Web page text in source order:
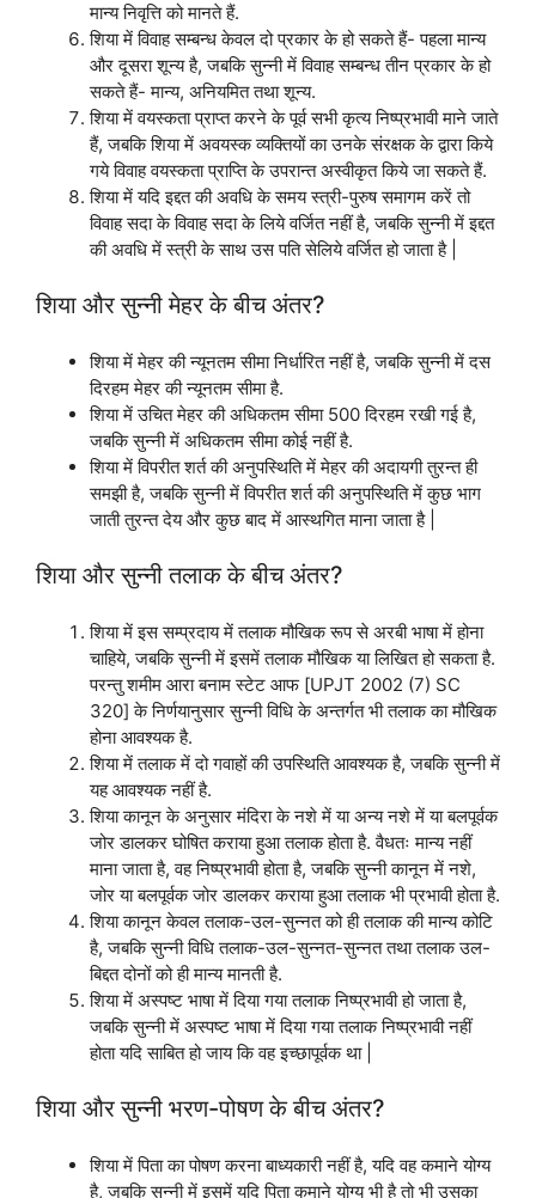
मान्य निवृत्ति को मानते हैं.
शिया में विवाह सम्बन्ध केवल दो प्रकार के हो सकते हैं- पहला मान्य
और दूसरा शून्य है, जबकि सुन्नी में विवाह सम्बन्ध तीन प्रकार के हो
सकते हैं- मान्य, अनियमित तथा शून्य.
शिया में वयस्कता प्राप्त करने के पूर्व सभी कृत्य निष्प्रभावी माने जाते
हैं, जबकि शिया में अवयस्क व्यक्तियों का उनके संरक्षक के द्वारा किये
गये विवाह वयस्कता प्राप्ति के उपरान्त अस्वीकृत किये जा सकते हैं.
शिया में यदि इद्दत की अवधि के समय स्त्री-पुरुष समागम करें तो
विवाह सदा के विवाह सदा के लिये वर्जित नहीं है, जबकि सुन्नी में इद्दत
की अवधि में स्त्री के साथ उस पति सेलिये वर्जित हो जाता है |
शिया और सुन्नी मेहर के बीच अंतर?
शिया में मेहर की न्यूनतम सीमा निर्धारित नहीं है, जबकि सुन्नी में दस
दिरहम मेहर की न्यूनतम सीमा है.
शिया में उचित मेहर की अधिकतम सीमा 500 दिरहम रखी गई है,
जबकि सुन्नी में अधिकतम सीमा कोई नहीं है.
शिया में विपरीत शर्त की अनुपस्थिति में मेहर की अदायगी तुरन्त ही
समझी है, जबकि सुन्नी में विपरीत शर्त की अनुपस्थिति में कुछ भाग
जाती तुरन्त देय और कुछ बाद में आस्थगित माना जाता है |
शिया और सुन्नी तलाक के बीच अंतर?
शिया में इस सम्प्रदाय में तलाक मौखिक रूप से अरबी भाषा में होना
चाहिये, जबकि सुन्नी में इसमें तलाक मौखिक या लिखित हो सकता है.
परन्तु शमीम आरा बनाम स्टेट आफ [UPJT 2002 (7) SC
320] के निर्णयानुसार सुन्नी विधि के अन्तर्गत भी तलाक का मौखिक
होना आवश्यक है.
शिया में तलाक में दो गवाहों की उपस्थिति आवश्यक है, जबकि सुन्नी में
यह आवश्यक नहीं है.
शिया कानून के अनुसार मंदिरा के नशे में या अन्य नशे में या बलपूर्वक
जोर डालकर घोषित कराया हुआ तलाक होता है. वैधतः मान्य नहीं
माना जाता है, वह निष्प्रभावी होता है, जबकि सुन्नी कानून में नशे,
जोर या बलपूर्वक जोर डालकर कराया हुआ तलाक भी प्रभावी होता है.
शिया कानून केवल तलाक-उल-सुन्नत को ही तलाक की मान्य कोटि
है, जबकि सुन्नी विधि तलाक-उल-सुन्नत-सुन्नत तथा तलाक उल-
बिद्दत दोनों को ही मान्य मानती है.
शिया में अस्पष्ट भाषा में दिया गया तलाक निष्प्रभावी हो जाता है,
जबकि सुन्नी में अस्पष्ट भाषा में दिया गया तलाक निष्प्रभावी नहीं
होता यदि साबित हो जाय कि वह इच्छापूर्वक था |
शिया और सुन्नी भरण-पोषण के बीच अंतर?
शिया में पिता का पोषण करना बाध्यकारी नहीं है, यदि वह कमाने योग्य
है, जबकि सुन्नी में इसमें यदि पिता कमाने योग्य भी है तो भी उसका